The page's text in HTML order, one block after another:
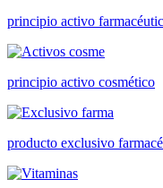
principio activo
principio activo cosmético
producto exclusivo